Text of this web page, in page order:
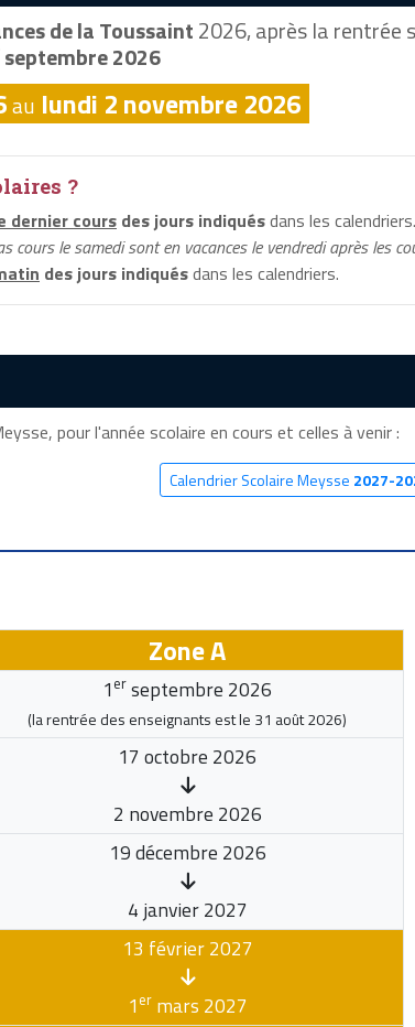
de la Toussaint2026, après la rentrée
septembre 2026
au lundi 2 novembre 2026
?
dernier cours des jours indiquésdans les calendriers.
cours le samedi sont en vacances le vendredi après les
des jours indiquésdans les calendriers.
pour l'année scolaire en cours et celles à venir :
Calendrier Scolaire Meysse 2027-
Zone A
1 er septembre 2026
(la rentrée des enseignants est le 31 août 2026)
17 octobre 2026
2 novembre 2026
19 décembre 2026
4 janvier 2027
13 février 2027
1ermars 2027